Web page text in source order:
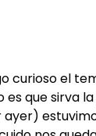
curioso el
es que sirva
ayer)